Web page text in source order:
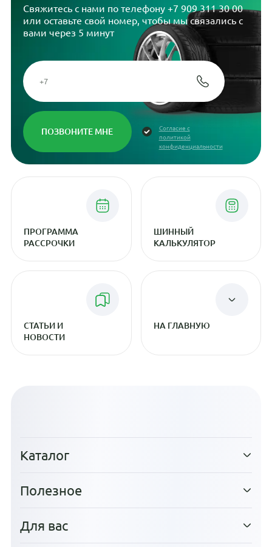
Свяжитесь с нами по телефону +7 909 311 30 00
или оставьте свой номер, чтобы мы связались с
вами через 5 минут
Согласие с
политикой
конфиденциальности
ПРОГРАММА
РАССРОЧКИ
ШИННЫЙ
КАЛЬКУЛЯТОР
СТАТЬИ И
НОВОСТИ
НА ГЛАВНУЮ
Каталог
Полезное
Для вас